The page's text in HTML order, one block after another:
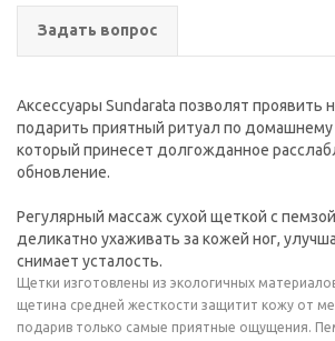
Задать вопрос
Аксессуары Sundarata позволят проявить
подарить приятный ритуал по домашнему
который принесет долгожданное
обновление.
Регулярный массаж сухой щеткой с
деликатно ухаживать за кожей ног,
снимает усталость.
Щетки изготовлены из экологичных
щетина средней жесткости защитит кожу от
подарив только самые приятные ощущения.